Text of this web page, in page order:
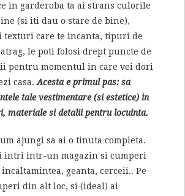
in garderoba ta ai strans culorile
(si iti dau o stare de bine),
care te incanta, tipuri de
le poti folosi drept puncte de
pentru momentul in care vei dori
casa.Acesta e primul pas: sa
tale vestimentare (si estetice) in
materiale si detalii pentru locuinta.
ajungi sa ai o tinuta completa.
intri intr-un magazin si cumperi
geanta, cerceii.. Pe
din alt loc, si (ideal) ai